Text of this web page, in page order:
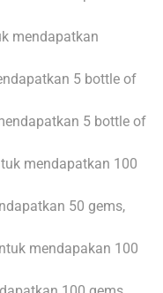
mendapatkan
5 bottle of
5 bottle of
mendapatkan 100
50 gems,
mendapakan 100